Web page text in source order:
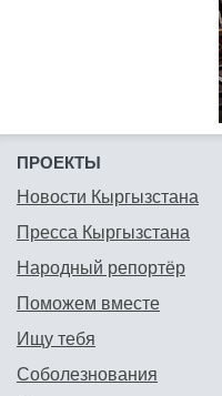
ПРОЕКТЫ
Новости Кыргызстана
Пресса Кыргызстана
Народный репортёр
Поможем вместе
Ищу тебя
Соболезнования